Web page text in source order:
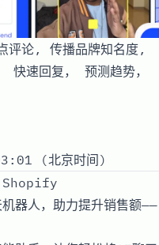
论, 传播品牌知名度,
速回复， 预测趋势，
(北京时间)
器人，助力提升销售额——